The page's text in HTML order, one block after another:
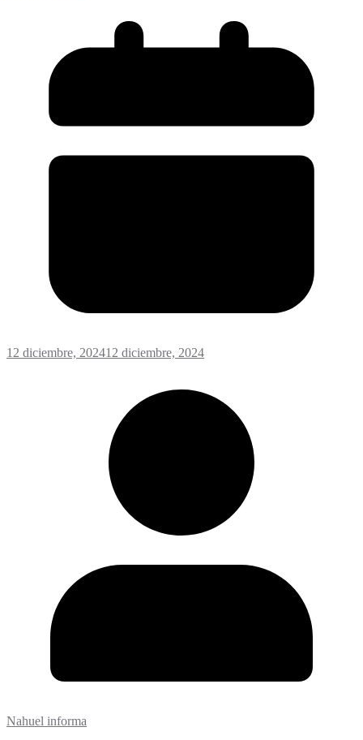
12 diciembre, 202412 diciembre, 2024
Nahuel informa